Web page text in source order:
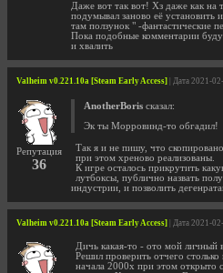
Даже вот так вот! Хз даже как на
подумывал заново её установить
там ползунок " -фантастические
Пока подобные комментарии
и хвалить
Valheim v0.221.10a [Steam Early Access] | Дата 2021-
Репутация
36
AnotherBoris сказал:
Эк ты Морровинд-то обгадил!
Так я и не пишу, что
при этом хреново реализованы.
К игре осталось прикрутить
лутбоксы, публично назвать
индустрии, и позволить
Valheim v0.221.10a [Steam Early Access] | Дата 2021-
Дичь какая-то - ото мой личный
Решил проверить отчего
начала 2000х при этом открыто